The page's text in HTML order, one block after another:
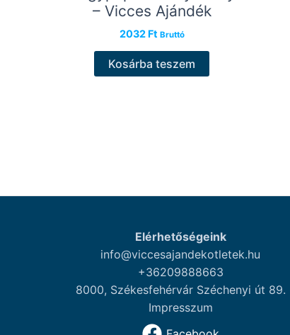
– Vicces Ajándék
2032 Ft Bruttó
Kosárba teszem
Elérhetőségeink
info@viccesajandekotletek.hu
+36209888663
8000, Székesfehérvár Széchenyi út 89.
Impresszum